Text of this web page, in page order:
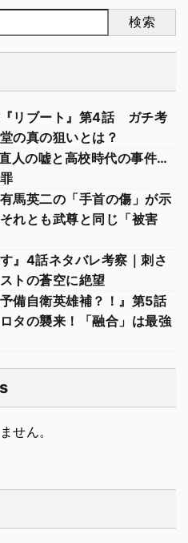
検索
『リブート』第4話 ガチ考
の真の狙いとは？
人の嘘と高校時代の事件…
馬英二の「手首の傷」が示
れとも武尊と同じ「被害
』4話ネタバレ考察｜刺さ
トの蒼空に絶望
備自衛英雄補？！』第5話
タの襲来！「融合」は最強
せん。